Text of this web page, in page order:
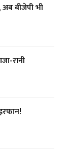
बीजेपी भी
रानी